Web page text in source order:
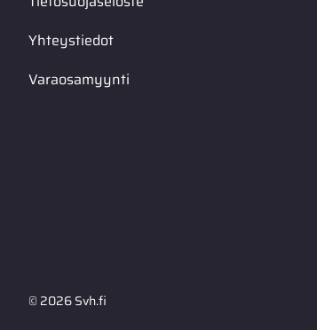
Yhteystiedot
Varaosamyynti
© 2026 Svh.fi